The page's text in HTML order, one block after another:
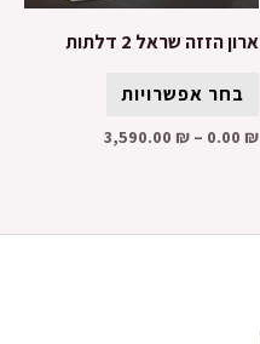
ארון הזזה שראל 2 דלתות
בחר אפשרויות
0.00 ₪
–
3,590.00 ₪